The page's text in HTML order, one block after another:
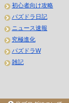
初心者向け攻略
パズドラ日記
ニュース速報
究極進化
パズドラW
雑記